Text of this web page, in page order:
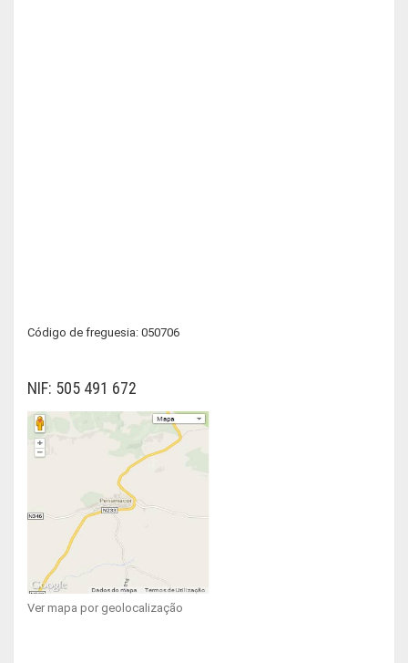
Código de freguesia: 050706
NIF: 505 491 672
Ver mapa por geolocalização